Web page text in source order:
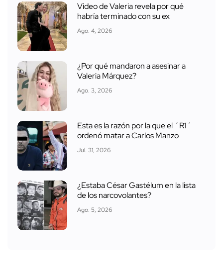
Video de Valeria revela por qué
habría terminado con su ex
Ago. 4, 2026
¿Por qué mandaron a asesinar a
Valeria Márquez?
Ago. 3, 2026
Esta es la razón por la que el ´R1´
ordenó matar a Carlos Manzo
Jul. 31, 2026
¿Estaba César Gastélum en la lista
de los narcovolantes?
Ago. 5, 2026